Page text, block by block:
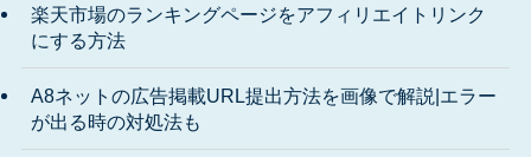
楽天市場のランキングページをアフィリエイトリンク
にする方法
A8ネットの広告掲載URL提出方法を画像で解説|エラー
が出る時の対処法も